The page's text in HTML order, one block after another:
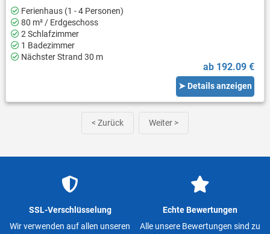
Ferienhaus (1 - 4 Personen)
80 m² / Erdgeschoss
2 Schlafzimmer
1 Badezimmer
Nächster Strand 30 m
ab 192.09 €
➤ Details anzeigen
< Zurück Weiter >
SSL-Verschlüsselung
Wir verwenden auf allen unseren
Echte Bewertungen
Alle unsere Bewertungen sind zu